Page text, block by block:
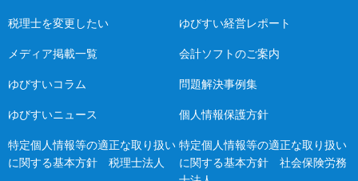
税理士を変更したい ゆびすい経営レポート
メディア掲載一覧 会計ソフトのご案内
ゆびすいコラム 問題解決事例集
ゆびすいニュース 個人情報保護方針
特定個人情報等の適正な取り扱い
に関する基本方針 税理士法人
特定個人情報等の適正な取り扱い
に関する基本方針 社会保険労務